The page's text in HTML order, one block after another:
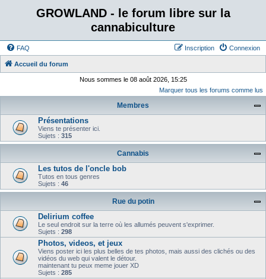
GROWLAND - le forum libre sur la
cannabiculture
FAQ Connexion
Inscription
Accueil du forum
Nous sommes le 08 août 2026, 15:25
Marquer tous les forums comme lus
Membres
Présentations
Viens te présenter ici.
Sujets : 315
Cannabis
Les tutos de l'oncle bob
Tutos en tous genres
Sujets : 46
Rue du potin
Delirium coffee
Le seul endroit sur la terre où les allumés peuvent s'exprimer.
Sujets : 298
Photos, videos, et jeux
Viens poster ici les plus belles de tes photos, mais aussi des clichés ou des
vidéos du web qui valent le détour.
maintenant tu peux meme jouer XD
Sujets : 285